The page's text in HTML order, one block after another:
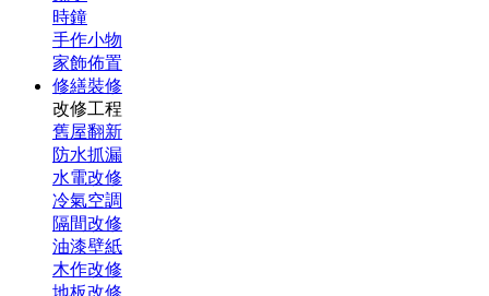
時鐘
手作小物
家飾佈置
修繕裝修
改修工程
舊屋翻新
防水抓漏
水電改修
冷氣空調
隔間改修
油漆壁紙
木作改修
地板改修